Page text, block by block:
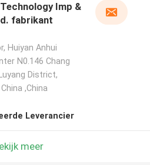
Imp &
fabrikant
Huiyan Anhui
N0.146 Chang
District,
,China
Leverancier
meer